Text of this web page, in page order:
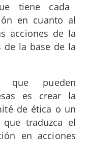
tiene cada
en cuanto al
acciones de la
de la base de la
que pueden
es crear la
de ética o un
traduzca el
en acciones